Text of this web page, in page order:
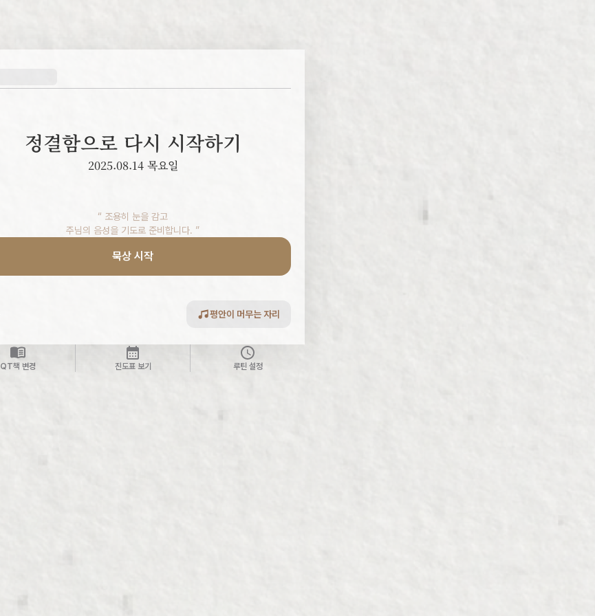
정결함으로 다시 시작하기
2025.08.14 목요일
“ 조용히 눈을 감고
주님의 음성을 기도로 준비합니다. ”
묵상 시작
평안이 머무는 자리
QT책 변경 진도표 보기 루틴 설정